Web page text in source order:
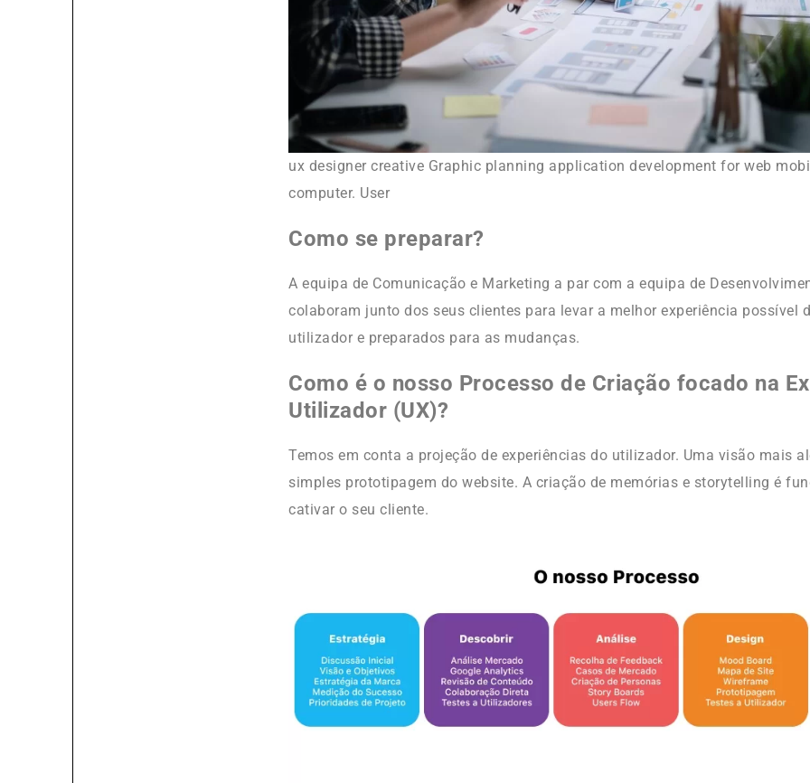
ux designer creative Graphic planning application development for web
computer. User
Como se preparar?
A equipa de Comunicação e Marketing a par com a equipa de
colaboram junto dos seus clientes para levar a melhor experiência possível
utilizador e preparados para as mudanças.
Como é o nosso Processo de Criação focado na
Utilizador (UX)?
Temos em conta a projeção de experiências do utilizador. Uma visão mais
simples prototipagem do website. A criação de memórias e storytelling é
cativar o seu cliente.